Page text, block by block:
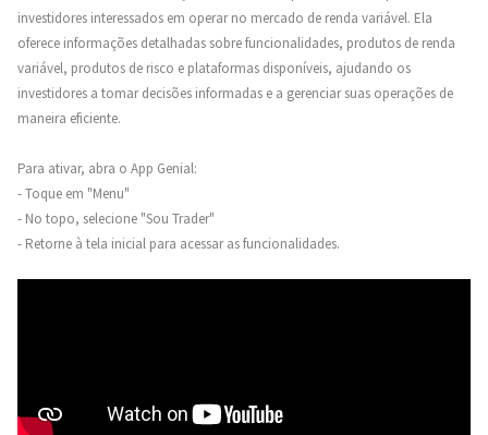
investidores interessados em operar no mercado de renda variável. Ela
oferece informações detalhadas sobre funcionalidades, produtos de renda
variável, produtos de risco e plataformas disponíveis, ajudando os
investidores a tomar decisões informadas e a gerenciar suas operações de
maneira eficiente.
Para ativar, abra o App Genial:
- Toque em "Menu"
- No topo, selecione "Sou Trader"
- Retorne à tela inicial para acessar as funcionalidades.